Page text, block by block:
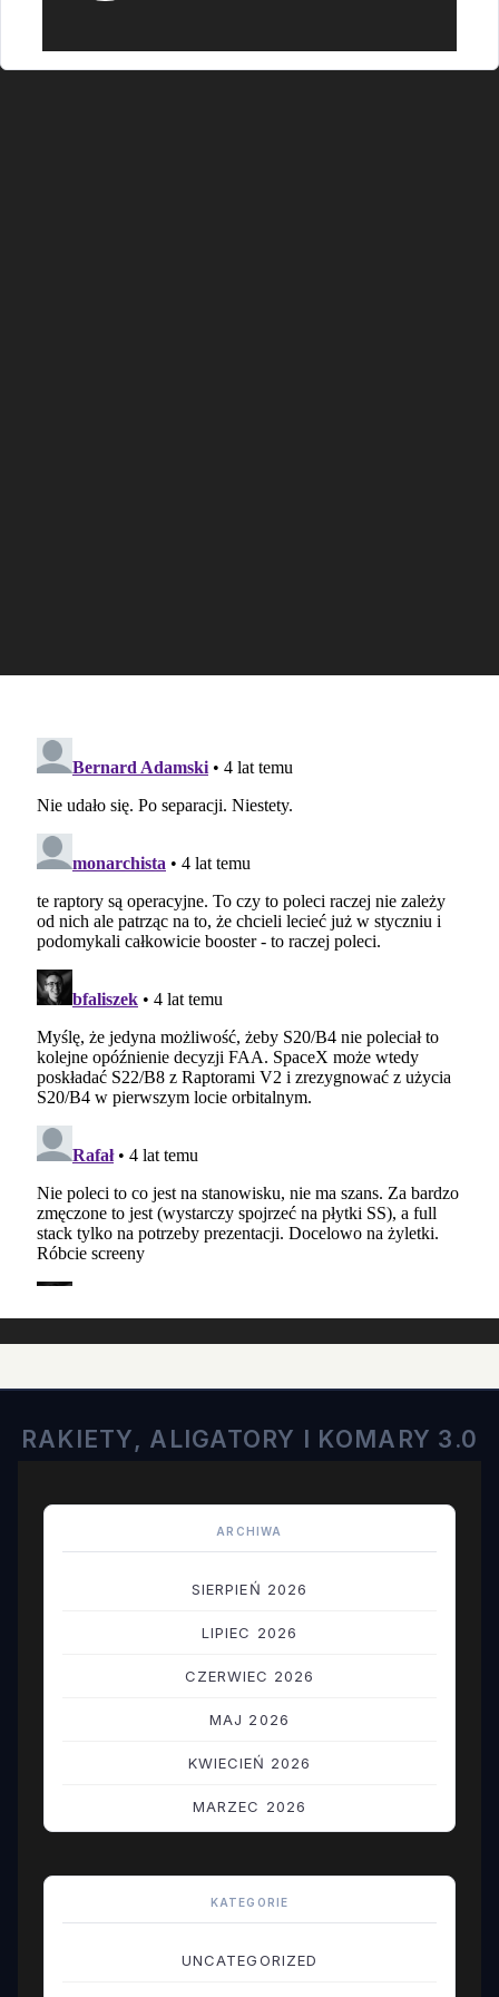
RAKIETY, ALIGATORY I KOMARY 3.0
ARCHIWA
SIERPIEŃ 2026
LIPIEC 2026
CZERWIEC 2026
MAJ 2026
KWIECIEŃ 2026
MARZEC 2026
KATEGORIE
UNCATEGORIZED